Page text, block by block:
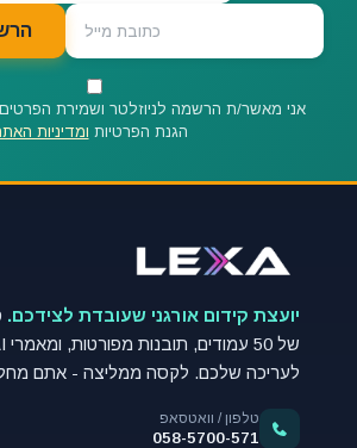
אני מאשר/ת הרשמה לניוזלטר ושמירת
הגנת הפרטיות ומדיניות
יועצת קידום אורגני שעובדת לצידכם.
לעריכה שלכם. לקסה ממליצה - אתם
טלפון / וואטסאפ
058-5700-571